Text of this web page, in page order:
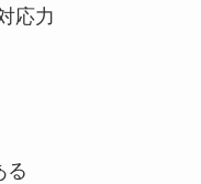
応力
る